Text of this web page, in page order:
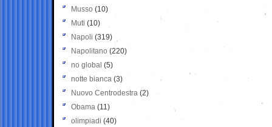
Musso (10)
Muti (10)
Napoli (319)
Napolitano (220)
no global (5)
notte bianca (3)
Nuovo Centrodestra (2)
Obama (11)
olimpiadi (40)